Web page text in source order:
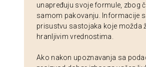
unapređuju svoje formule, zbog
samom pakovanju. Informacije
prisustvu sastojaka koje možda
hranljivim vrednostima.
Ako nakon upoznavanja sa